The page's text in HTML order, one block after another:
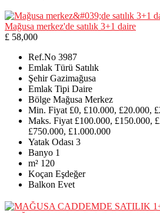
Mağusa merkez'de satılık 3+1 daire
£ 58,000
Ref.No 3987
Emlak Türü Satılık
Şehir Gazimağusa
Emlak Tipi Daire
Bölge Mağusa Merkez
Min. Fiyat £0, £10.000, £20.000,
Maks. Fiyat £100.000, £150.000,
£750.000, £1.000.000
Yatak Odası 3
Banyo 1
m² 120
Koçan Eşdeğer
Balkon Evet